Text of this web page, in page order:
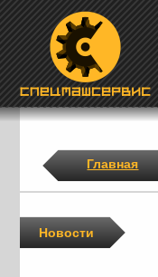
Главная
Новости